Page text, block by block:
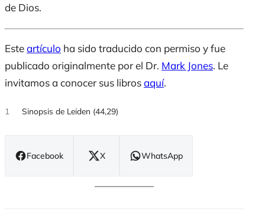
de Dios.
Esteartículo ha sido traducido con permiso y fue
publicado originalmente por el Dr. Mark Jones. Le
invitamos a conocer sus librosaquí.
1 Sinopsis de Leiden (44,29)
Facebook
(se
X
(se
en
WhatsApp
(se